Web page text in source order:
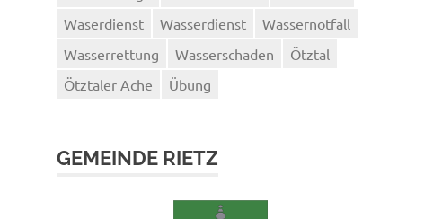
Waserdienst
Wasserdienst
Wassernotfall
Wasserrettung
Wasserschaden
Ötztal
Ötztaler Ache
Übung
GEMEINDE RIETZ